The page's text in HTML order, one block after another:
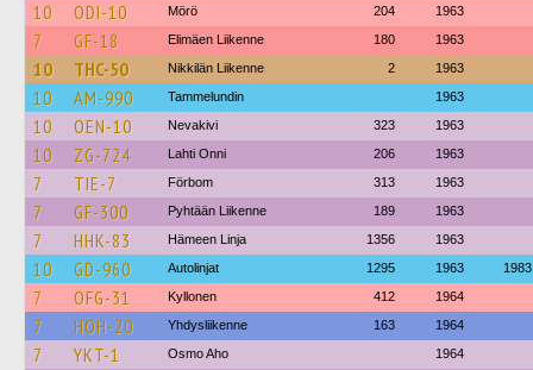
10 ODI-10 Mörö 204 1963
7 GF-18 Elimäen Liikenne 180 1963
10 THC-50 Nikkilän Liikenne 2 1963
10 AM-990 Tammelundin 1963
10 OEN-10 Nevakivi 323 1963
10 ZG-724 Lahti Onni 206 1963
7 TIE-7 Förbom 313 1963
7 GF-300 Pyhtään Liikenne 189 1963
7 HHK-83 Hämeen Linja 1356 1963
10 GD-960 Autolinjat 1295 1963 1983
7 OFG-31 Kyllonen 412 1964
7 HOH-20 Yhdysliikenne 163 1964
7 YKT-1 Osmo Aho 1964